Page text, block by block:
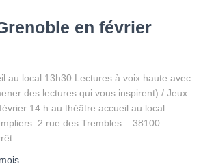
en février
au local 13h30 Lectures à voix haute avec
des lectures qui vous inspirent) / Jeux
14 h au théâtre accueil au local
2 rue des Trembles – 38100